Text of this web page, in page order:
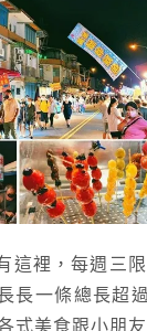
這裡，每週三
長一條總長超
式美食跟小朋